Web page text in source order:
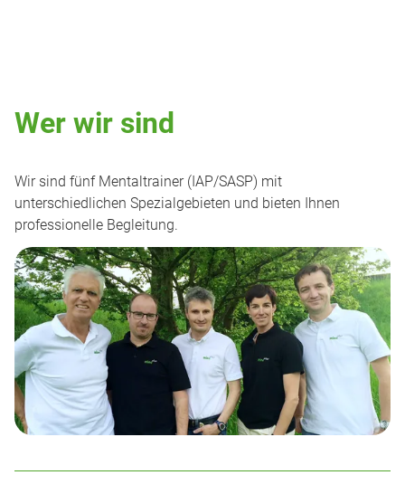
Wer wir sind
Wir sind fünf Mentaltrainer (IAP/SASP) mit
unterschiedlichen Spezialgebieten und bieten Ihnen
professionelle Begleitung.